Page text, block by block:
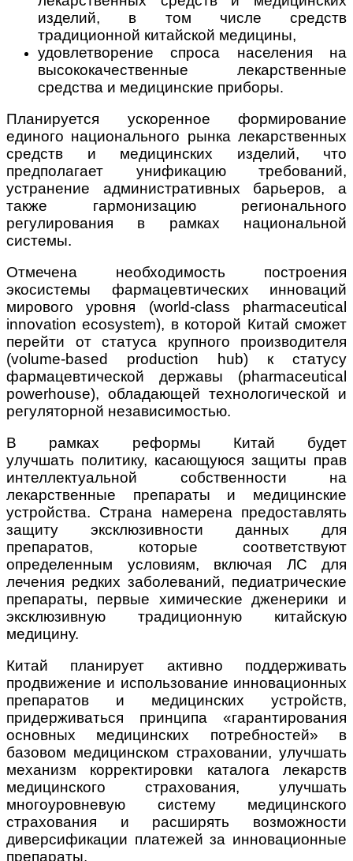
изделий, в том числе средств
традиционной китайской медицины,
удовлетворение спроса населения на
высококачественные лекарственные
средства и медицинские приборы.
Планируется ускоренное формирование
единого национального рынка лекарственных
средств и медицинских изделий, что
предполагает унификацию требований,
устранение административных барьеров, а
также гармонизацию регионального
регулирования в рамках национальной
системы.
Отмечена необходимость построения
экосистемы фармацевтических инноваций
мирового уровня (world-class pharmaceutical
innovation ecosystem), в которой Китай сможет
перейти от статуса крупного производителя
(volume-based production hub) к статусу
фармацевтической державы (pharmaceutical
powerhouse), обладающей технологической и
регуляторной независимостью.
В рамках реформы Китай будет
улучшать политику, касающуюся защиты прав
интеллектуальной собственности на
лекарственные препараты и медицинские
устройства. Страна намерена предоставлять
защиту эксклюзивности данных для
препаратов, которые соответствуют
определенным условиям, включая ЛС для
лечения редких заболеваний, педиатрические
препараты, первые химические дженерики и
эксклюзивную традиционную китайскую
медицину.
Китай планирует активно поддерживать
продвижение и использование инновационных
препаратов и медицинских устройств,
придерживаться принципа «гарантирования
основных медицинских потребностей» в
базовом медицинском страховании, улучшать
механизм корректировки каталога лекарств
медицинского страхования, улучшать
многоуровневую систему медицинского
страхования и расширять возможности
диверсификации платежей за инновационные
препараты.